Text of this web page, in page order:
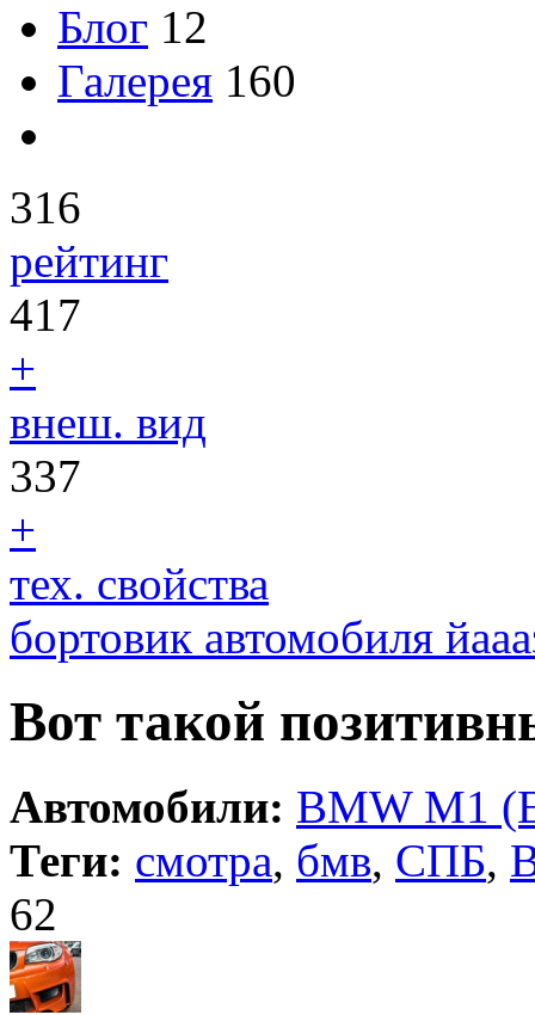
Блог 12
Галерея 160
316
рейтинг
417
+
внеш. вид
337
+
тех. свойства
бортовик автомобиля
Вот такой
Автомобили: BMW M1
Теги: смотра, бмв, СПБ,
62